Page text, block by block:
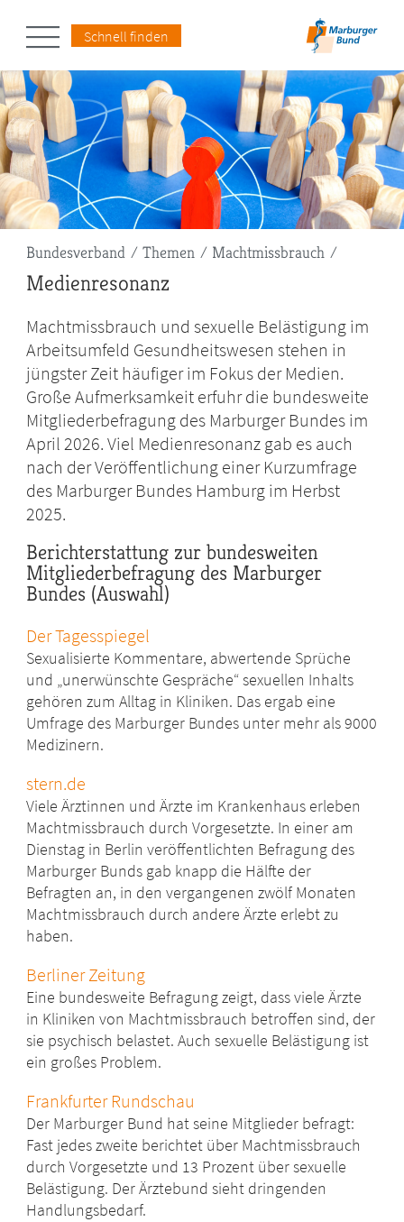
Schnell finden
Pfadnavigation
Bundesverband Themen Machtmissbrauch
Medienresonanz
Machtmissbrauch und sexuelle Belästigung im
Arbeitsumfeld Gesundheitswesen stehen in
jüngster Zeit häufiger im Fokus der Medien.
Große Aufmerksamkeit erfuhr die bundesweite
Mitgliederbefragung des Marburger Bundes im
April 2026. Viel Medienresonanz gab es auch
nach der Veröffentlichung einer Kurzumfrage
des Marburger Bundes Hamburg im Herbst
2025.
Berichterstattung zur bundesweiten
Mitgliederbefragung des Marburger
Bundes (Auswahl)
Der Tagesspiegel
Sexualisierte Kommentare, abwertende Sprüche
und „unerwünschte Gespräche“ sexuellen Inhalts
gehören zum Alltag in Kliniken. Das ergab eine
Umfrage des Marburger Bundes unter mehr als 9000
Medizinern.
stern.de
Viele Ärztinnen und Ärzte im Krankenhaus erleben
Machtmissbrauch durch Vorgesetzte. In einer am
Dienstag in Berlin veröffentlichten Befragung des
Marburger Bunds gab knapp die Hälfte der
Befragten an, in den vergangenen zwölf Monaten
Machtmissbrauch durch andere Ärzte erlebt zu
haben.
Berliner Zeitung
Eine bundesweite Befragung zeigt, dass viele Ärzte
in Kliniken von Machtmissbrauch betroffen sind, der
sie psychisch belastet. Auch sexuelle Belästigung ist
ein großes Problem.
Frankfurter Rundschau
Der Marburger Bund hat seine Mitglieder befragt:
Fast jedes zweite berichtet über Machtmissbrauch
durch Vorgesetzte und 13 Prozent über sexuelle
Belästigung. Der Ärztebund sieht dringenden
Handlungsbedarf.